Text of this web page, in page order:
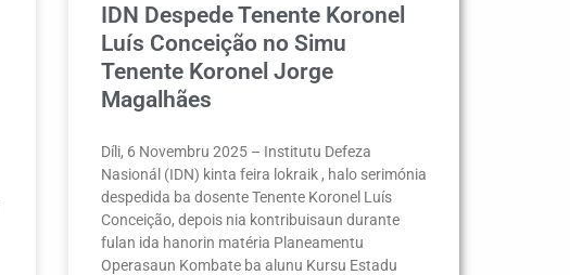
IDN Despede Tenente Koronel
Luís Conceição no Simu
Tenente Koronel Jorge
Magalhães
Díli, 6 Novembru 2025 – Institutu Defeza
Nasionál (IDN) kinta feira lokraik , halo serimónia
despedida ba dosente Tenente Koronel Luís
Conceição, depois nia kontribuisaun durante
fulan ida hanorin matéria Planeamentu
Operasaun Kombate ba alunu Kursu Estadu